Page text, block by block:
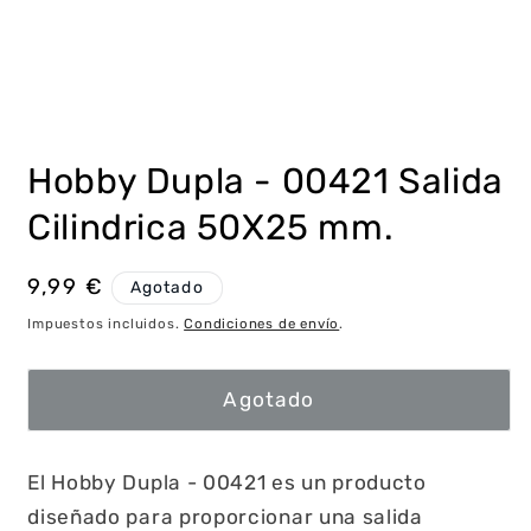
1
en
una
ventana
Hobby Dupla - 00421 Salida
Cilindrica 50X25 mm.
Precio
habitual
9,99 € Agotado
Impuestos incluidos.Condiciones de envío .
Agotado
El Hobby Dupla - 00421 es un producto
diseñado para proporcionar una salida